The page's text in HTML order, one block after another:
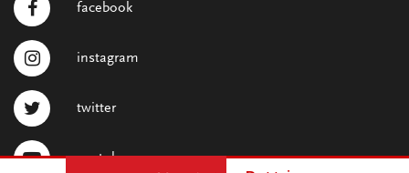
facebook
instagram
twitter
youtube